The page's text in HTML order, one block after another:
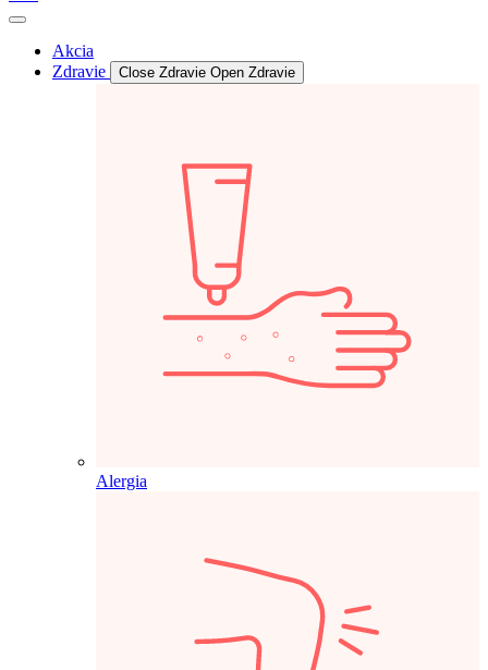
Akcia
Zdravie
Close Zdravie Open Zdravie
Alergia